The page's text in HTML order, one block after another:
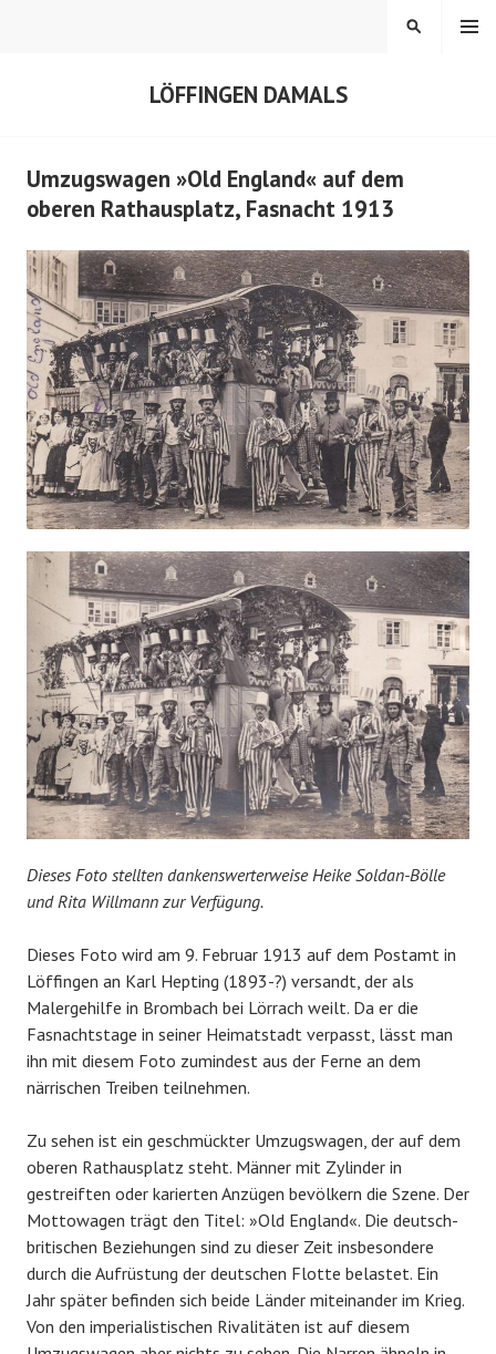
LÖFFINGEN DAMALS
MENÜ
SUCHEN
Umzugswagen »Old England« auf dem
oberen Rathausplatz, Fasnacht 1913
Dieses Foto stellten dankenswerterweise Heike Soldan-Bölle
und Rita Willmann zur Verfügung.
Dieses Foto wird am 9. Februar 1913 auf dem Postamt in
Löffingen an Karl Hepting (1893-?) versandt, der als
Malergehilfe in Brombach bei Lörrach weilt. Da er die
Fasnachtstage in seiner Heimatstadt verpasst, lässt man
ihn mit diesem Foto zumindest aus der Ferne an dem
närrischen Treiben teilnehmen.
Zu sehen ist ein geschmückter Umzugswagen, der auf dem
oberen Rathausplatz steht. Männer mit Zylinder in
gestreiften oder karierten Anzügen bevölkern die Szene. Der
Mottowagen trägt den Titel: »Old England«. Die deutsch-
britischen Beziehungen sind zu dieser Zeit insbesondere
durch die Aufrüstung der deutschen Flotte belastet. Ein
Jahr später befinden sich beide Länder miteinander im Krieg.
Von den imperialistischen Rivalitäten ist auf diesem